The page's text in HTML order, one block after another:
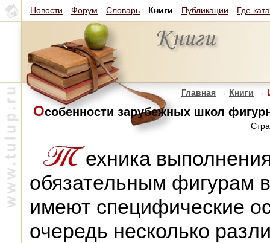
Новости Форум Словарь Книги Публикации Где
Главная → Книги →
Особенности зарубежных школ
ехника
обязательным фигурам
имеют специфические
очередь несколько